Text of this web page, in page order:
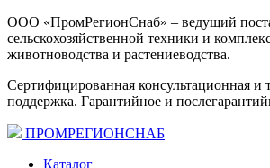
ООО «ПромРегионСнаб» – ведущий
сельскохозяйственной техники и
животноводства и растениеводства.
Сертифицированная консультационная и
поддержка. Гарантийное и
ПРОМРЕГИОНСНАБ
Каталог